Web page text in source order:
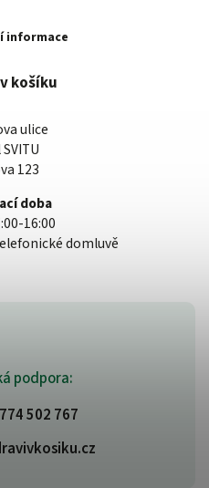
podpora:
502 767
informace
košíku
ulice
123
doba
16:00
domluvě